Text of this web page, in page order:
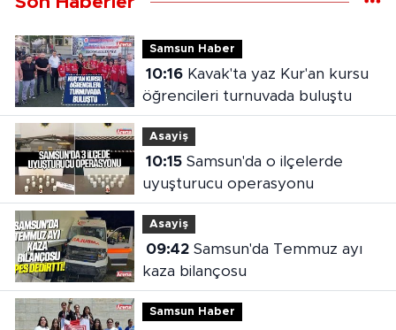
Samsun Haber
10:16Kavak'ta yaz Kur'an kursu
öğrencileri turnuvada buluştu
Asayiş
10:15Samsun'da o ilçelerde
uyuşturucu operasyonu
Asayiş
09:42Samsun'da Temmuz ayı
kaza bilançosu
Samsun Haber